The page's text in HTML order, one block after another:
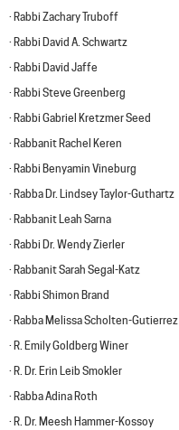
· Rabbi Zachary Truboff
· Rabbi David A. Schwartz
· Rabbi David Jaffe
· Rabbi Steve Greenberg
· Rabbi Gabriel Kretzmer Seed
· Rabbanit Rachel Keren
· Rabbi Benyamin Vineburg
· Rabba Dr. Lindsey Taylor-Guthartz
· Rabbanit Leah Sarna
· Rabbi Dr. Wendy Zierler
· Rabbanit Sarah Segal-Katz
· Rabbi Shimon Brand
· Rabba Melissa Scholten-Gutierrez
· R. Emily Goldberg Winer
· R. Dr. Erin Leib Smokler
· Rabba Adina Roth
· R. Dr. Meesh Hammer-Kossoy